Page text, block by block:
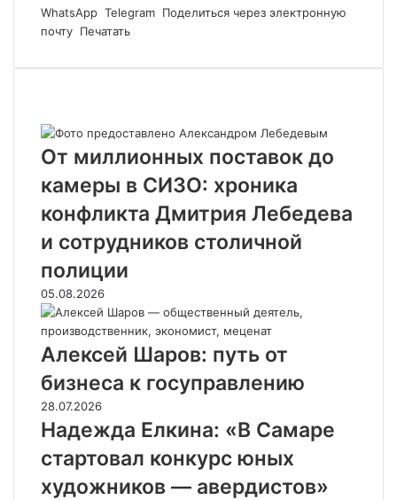
WhatsApp Telegram Поделиться через электронную
почту Печатать
От миллионных поставок до
камеры в СИЗО: хроника
конфликта Дмитрия Лебедева
и сотрудников столичной
полиции
05.08.2026
Алексей Шаров: путь от
бизнеса к госуправлению
28.07.2026
Надежда Елкина: «В Самаре
стартовал конкурс юных
художников — авердистов»